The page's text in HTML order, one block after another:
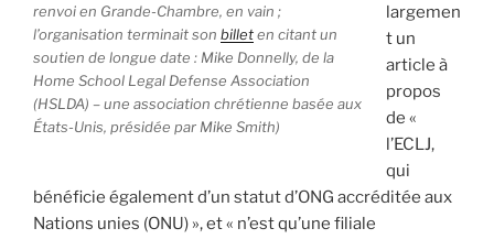
renvoi en Grande-Chambre, en vain ;
l’organisation terminait son billeten citant un
soutien de longue date : Mike Donnelly, de la
Home School Legal Defense Association
(HSLDA) – une association chrétienne basée aux
États-Unis, présidée par Mike Smith)
largemen
t un
article à
propos
de «
l’ECLJ,
qui
bénéficie également d’un statut d’ONG accréditée aux
Nations unies (ONU) », et « n’est qu’une filiale